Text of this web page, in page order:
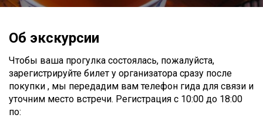
Об экскурсии
Чтобы ваша прогулка состоялась, пожалуйста,
зарегистрируйте билет у организатора сразу после
покупки , мы передадим вам телефон гида для связи и
уточним место встречи. Регистрация с 10:00 до 18:00
по: